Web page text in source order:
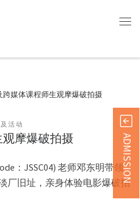
跨媒体课程师生观摩爆破拍摄
活动
摩爆破拍摄
：JSSC04) 老师邓东明带领
厂旧址，亲身体验电影爆破拍
ADMISSION